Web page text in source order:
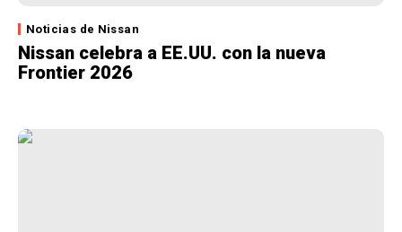
Noticias de Nissan
Nissan celebra a EE.UU. con la nueva
Frontier 2026